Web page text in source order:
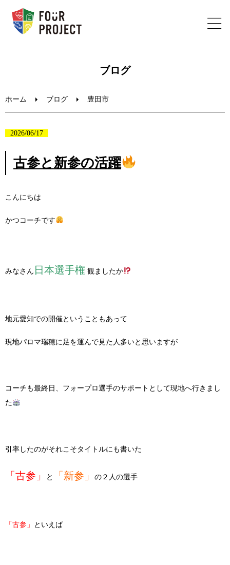
ブログ
ホーム ブログ 豊田市
2026/06/17
古参と新参の活躍
こんにちは
かつコーチです
みなさん 日本選手権 観ましたか
地元愛知での開催ということもあって
現地パロマ瑞穂に足を運んで見た人多いと思いますが
コーチも最終日、フォープロ選手のサポートとして現地へ行きまし
た
引率したのがそれこそタイトルにも書いた
「古参」 と 「新参」 の２人の選手
「古参」 といえば